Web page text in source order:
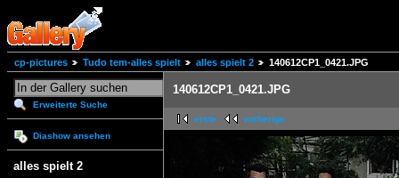
cp-pictures Tudo tem-alles spielt alles spielt 2 140612CP1_0421.JPG
Erweiterte Suche
Diashow ansehen
alles spielt 2
140612CP1_0421.JPG
erste vorherige